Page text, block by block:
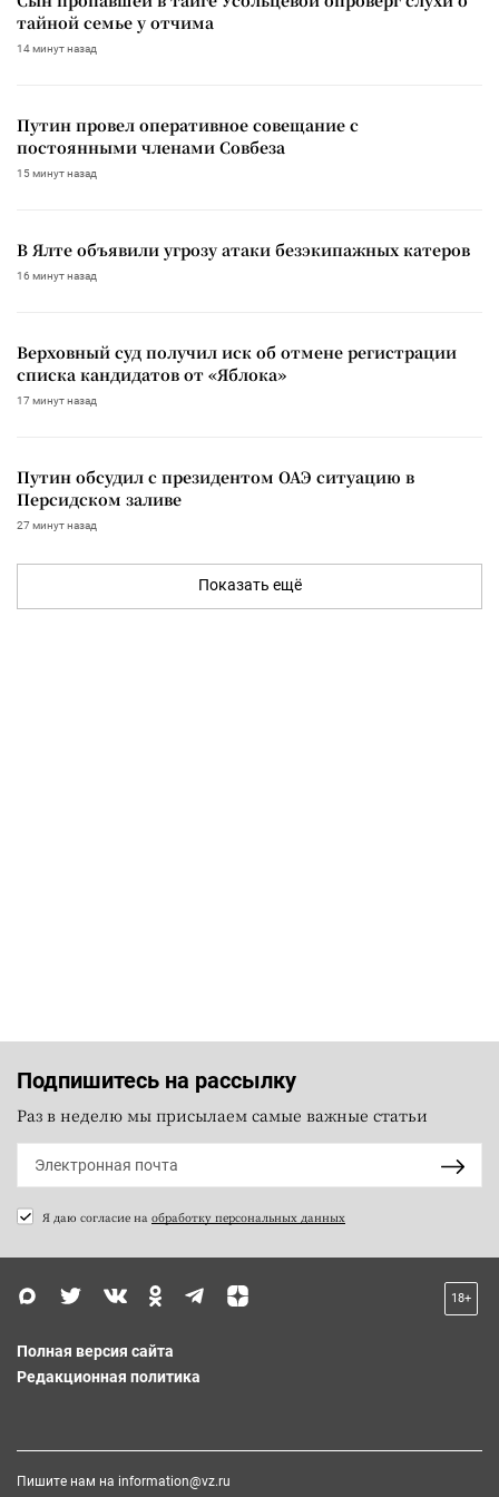
тайной семье у отчима
14 минут назад
Путин провел оперативное совещание с
постоянными членами Совбеза
15 минут назад
В Ялте объявили угрозу атаки безэкипажных катеров
16 минут назад
Верховный суд получил иск об отмене регистрации
списка кандидатов от «Яблока»
17 минут назад
Путин обсудил с президентом ОАЭ ситуацию в
Персидском заливе
27 минут назад
Показать ещё
Подпишитесь на рассылку
Раз в неделю мы присылаем самые важные статьи
Я даю согласие на обработку персональных данных
18+
Полная версия сайта
Редакционная политика
Пишите нам на information@vz.ru